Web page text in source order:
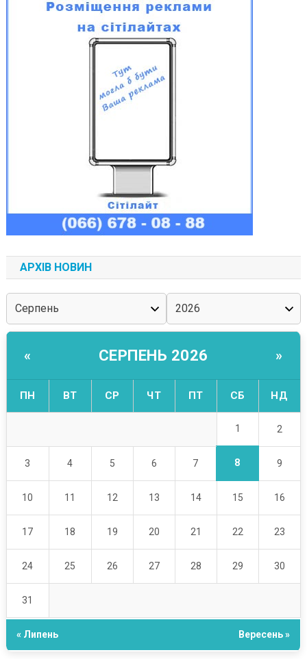
АРХІВ НОВИН
« СЕРПЕНЬ 2026 »
ПН ВТ СР ЧТ ПТ СБ НД
1 2
3 4 5 6 7 8 9
10 11 12 13 14 15 16
17 18 19 20 21 22 23
24 25 26 27 28 29 30
31
« Липень Вересень »